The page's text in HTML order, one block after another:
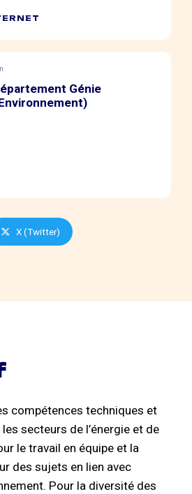
Génie
X (Twitter)
compétences techniques et
secteurs de l’énergie et de
le travail en équipe et la
des sujets en lien avec
Pour la diversité des